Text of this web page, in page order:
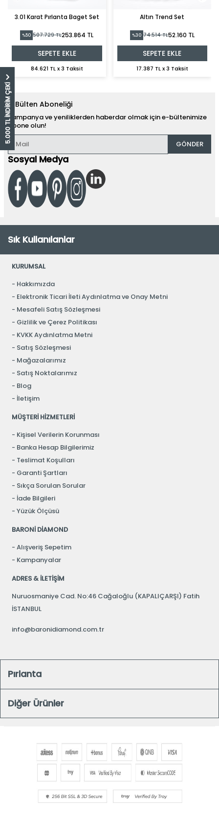
5.000 TL İNDİRİM ÇEKİ
3.01 Karat Pırlanta Baget Set
%50 507.729 TL253.864 TL
SEPETE EKLE
84.621 TL x 3 Taksit
Altın Trend Set
%30 74.514 TL52.160 TL
SEPETE EKLE
17.387 TL x 3 Taksit
E-Bülten Aboneliği
Kampanya ve yeniliklerden haberdar olmak için e-bültenimize
abone olun!
GÖNDER
Sosyal Medya
Sık Kullanılanlar
KURUMSAL
Hakkımızda
Elektronik Ticari İleti Aydınlatma ve Onay Metni
Mesafeli Satış Sözleşmesi
Gizlilik ve Çerez Politikası
KVKK Aydınlatma Metni
Satış Sözleşmesi
Mağazalarımız
Satış Noktalarımız
Blog
İletişim
MÜŞTERİ HİZMETLERİ
Kişisel Verilerin Korunması
Banka Hesap Bilgilerimiz
Teslimat Koşulları
Garanti Şartları
Sıkça Sorulan Sorular
İade Bilgileri
Yüzük Ölçüsü
BARONİ DİAMOND
Alışveriş Sepetim
Kampanyalar
ADRES & İLETİŞİM
Nuruosmaniye Cad. No:46 Cağaloğlu (KAPALIÇARŞI) Fatih
İSTANBUL
info@baronidiamond.com.tr
Pırlanta
Diğer Ürünler